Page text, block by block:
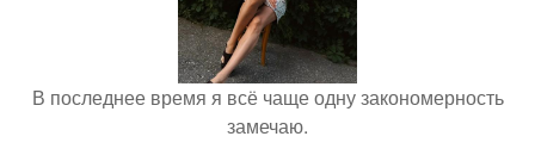
В последнее время я всё чаще одну закономерность
замечаю.